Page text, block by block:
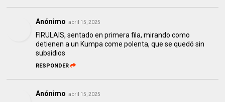
Anónimo abril 15, 2025
FIRULAIS, sentado en primera fila, mirando como
detienen a un Kumpa come polenta, que se quedó sin
subsidios
RESPONDER
Anónimo abril 15, 2025